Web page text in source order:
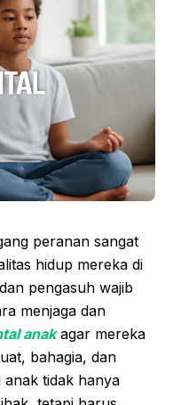
peranan sangat
hidup mereka di
pengasuh wajib
menjaga dan
anakagar mereka
bahagia, dan
tidak hanya